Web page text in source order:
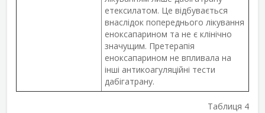
етексилатом. Це відбувається
внаслідок попереднього лікування
еноксапарином та не є клінічно
значущим. Претерапія
еноксапарином не впливала на
інші антикоагуляційні тести
дабігатрану.
Таблиця 4